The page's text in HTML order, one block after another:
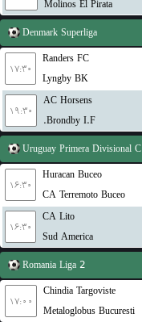
Molinos El Pirata
Denmark Superliga
۱۷:۳۰
Randers FC
Lyngby BK
۱۹:۳۰
AC Horsens
Brondby I.F.
Uruguay Primera Divisional C
۱۶:۳۰
Huracan Buceo
CA Terremoto Buceo
۱۶:۳۰
CA Lito
Sud America
Romania Liga 2
۱۷:۰۰
Chindia Targoviste
Metaloglobus Bucuresti